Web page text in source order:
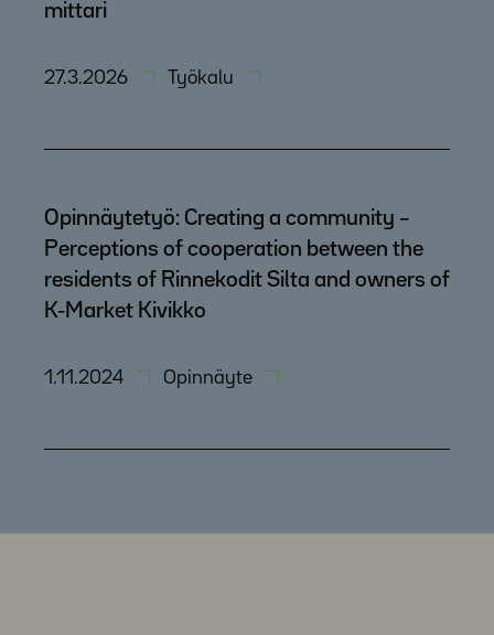
mittari
27.3.2026 Työkalu
Opinnäytetyö: Creating a community –
Perceptions of cooperation between the
residents of Rinnekodit Silta and owners of
K-Market Kivikko
1.11.2024 Opinnäyte